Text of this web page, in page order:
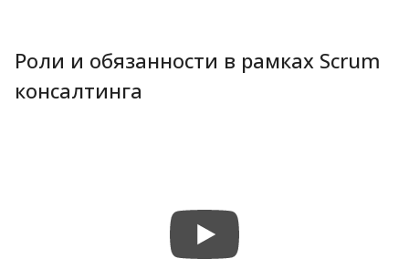
Роли и обязанности в рамках Scrum
консалтинга